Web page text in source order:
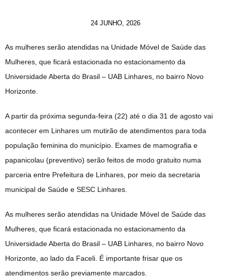
24 JUNHO, 2026
As mulheres serão atendidas na Unidade Móvel de Saúde das
Mulheres, que ficará estacionada no estacionamento da
Universidade Aberta do Brasil – UAB Linhares, no bairro Novo
Horizonte.
A partir da próxima segunda-feira (22) até o dia 31 de agosto vai
acontecer em Linhares um mutirão de atendimentos para toda
população feminina do município. Exames de mamografia e
papanicolau (preventivo) serão feitos de modo gratuito numa
parceria entre Prefeitura de Linhares, por meio da secretaria
municipal de Saúde e SESC Linhares.
As mulheres serão atendidas na Unidade Móvel de Saúde das
Mulheres, que ficará estacionada no estacionamento da
Universidade Aberta do Brasil – UAB Linhares, no bairro Novo
Horizonte, ao lado da Faceli. É importante frisar que os
atendimentos serão previamente marcados.